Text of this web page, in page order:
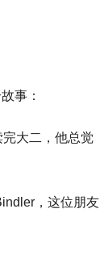
事：
大二，他总觉
，这位朋友